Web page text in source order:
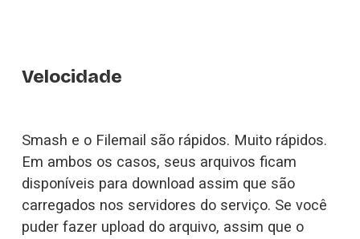
Velocidade
Smash e o Filemail são rápidos. Muito rápidos.
Em ambos os casos, seus arquivos ficam
disponíveis para download assim que são
carregados nos servidores do serviço. Se você
puder fazer upload do arquivo, assim que o